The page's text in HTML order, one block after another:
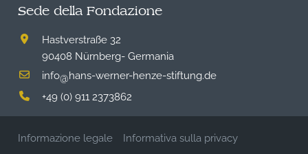
Sede della Fondazione
Hastverstraße 32
90408 Nürnberg- Germania
info@hans-werner-henze-stiftung.de
+49 (0) 911 2373862
Informazione legale Informativa sulla privacy